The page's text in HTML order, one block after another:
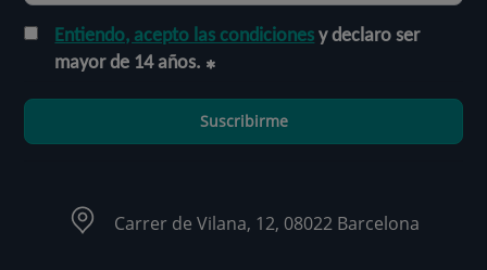
Entiendo, acepto las condicionesy declaro ser
mayor de 14 años.
Suscribirme
Carrer de Vilana, 12, 08022 Barcelona